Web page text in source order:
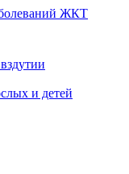
ЖКТ
и детей